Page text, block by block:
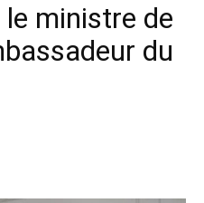
ministre de
du